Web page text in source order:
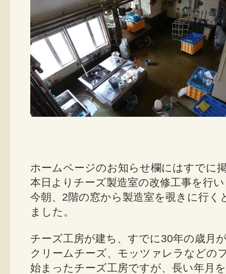
ホームページのお知らせ欄にはすでに
本日よりチーズ製造室の改修工事を行
今朝、2階の窓から製造室を覗きに行
ました。
チーズ工房が建ち、すでに30年の歳月
クリームチーズ、モッツァレラなどの
始まったチーズ工房ですが、長い年月